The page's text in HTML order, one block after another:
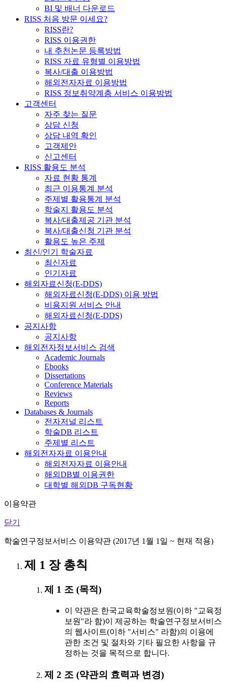
BI 및 배너 다운로드
RISS 처음 방문 이세요?
RISS란?
RISS 이용권한
내 추천논문 등록방법
RISS 자료 유형별 이용방법
복사/대출 이용방법
해외전자자료 이용방법
RISS 정보취약계층 서비스 이용방법
고객센터
자주 찾는 질문
상담 신청
상담 내역 확인
고객제안
신고센터
RISS 활용도 분석
자료 현황 통계
최근 이용통계 분석
주제별 활용통계 분석
학술지 활용도 분석
복사/대출제공 기관 분석
복사/대출신청 기관 분석
활용도 높은 주제
최신/인기 학술자료
최신자료
인기자료
해외자료신청(E-DDS)
해외자료신청(E-DDS) 이용 방법
비용지원 서비스 안내
해외자료신청(E-DDS)
공지사항
공지사항
해외전자정보서비스 검색
Academic Journals
Ebooks
Dissertations
Conference Materials
Reviews
Reports
Databases & Journals
전자저널 리스트
학술DB 리스트
주제별 리스트
해외전자자료 이용안내
해외전자자료 이용안내
해외DB별 이용권한
대학별 해외DB 구독현황
이용약관
닫기
학술연구정보서비스 이용약관 (2017년 1월 1일 ~ 현재 적용)
제 1 장 총칙
제 1 조 (목적)
이 약관은 한국교육학술정보원(이하 "교육정
보원"라 함)이 제공하는 학술연구정보서비스
의 웹사이트(이하 "서비스" 라함)의 이용에
관한 조건 및 절차와 기타 필요한 사항을 규
정하는 것을 목적으로 합니다.
제 2 조 (약관의 효력과 변경)